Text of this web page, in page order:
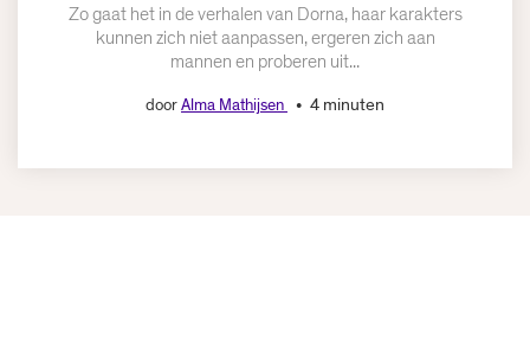
Zo gaat het in de verhalen van Dorna, haar karakters
kunnen zich niet aanpassen, ergeren zich aan
mannen en proberen uit...
doorAlma Mathijsen 4 minuten